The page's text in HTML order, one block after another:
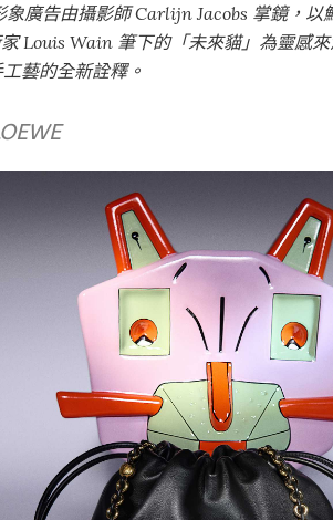
象廣告由攝影師 Carlijn Jacobs 掌鏡，
Louis Wain 筆下的「未來貓」為靈感
藝的全新詮釋。